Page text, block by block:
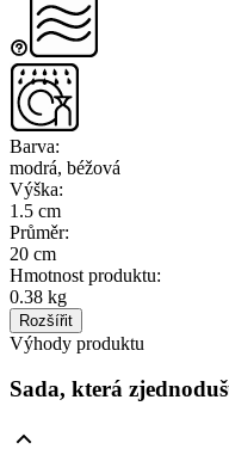
Barva:
modrá, béžová
Výška:
1.5 cm
Průměr:
20 cm
Hmotnost produktu:
0.38 kg
Rozšířit
Výhody produktu
Sada, která